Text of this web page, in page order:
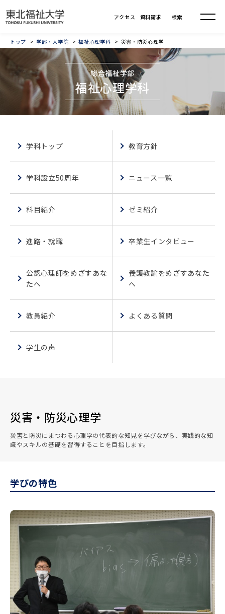
トップ 学部・大学院 福祉心理学科 災害・防災心理学
総合福祉学部
福祉心理学科
学科トップ 教育方針
学科設立50周年 ニュース一覧
科目紹介 ゼミ紹介
進路・就職 卒業生インタビュー
公認心理師をめざすあな
たへ
養護教諭をめざすあなた
へ
教員紹介 よくある質問
学生の声
災害・防災心理学
災害と防災にまつわる心理学の代表的な知見を学びながら、実践的な知
識やスキルの基礎を習得することを目指します。
学びの特色